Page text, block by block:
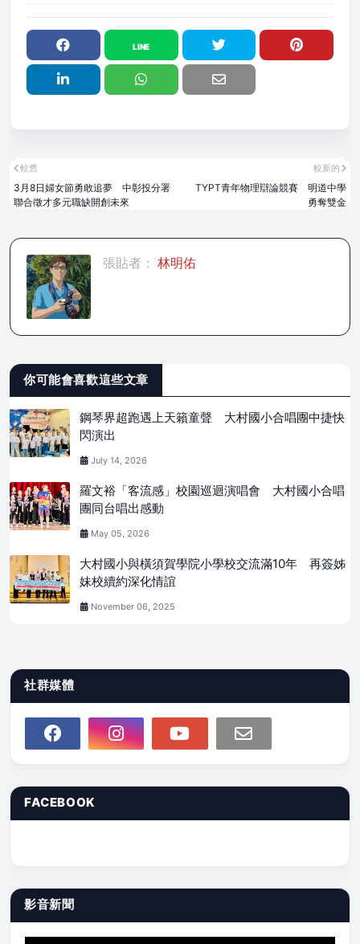
較新的
TYPT青年物理辯論競賽 明道中學
勇奪雙金
較舊
3月8日婦女節勇敢追夢 中彰投分署
聯合徵才多元職缺開創未來
張貼者： 林明佑
你可能會喜歡這些文章
鋼琴界超跑遇上天籟童聲 大村國小合唱團中捷快
閃演出
July 14, 2026
羅文裕「客流感」校園巡迴演唱會 大村國小合唱
團同台唱出感動
May 05, 2026
大村國小與橫須賀學院小學校交流滿10年 再簽姊
妹校續約深化情誼
November 06, 2025
社群媒體
FACEBOOK
影音新聞